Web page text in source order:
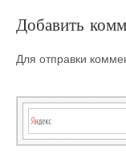
Добавить
Для отправки